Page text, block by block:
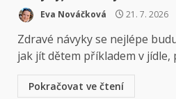
Eva Nováčková 21. 7. 2026
Zdravé návyky se nejlépe
jak jít dětem příkladem v jídle,
Pokračovat ve čtení